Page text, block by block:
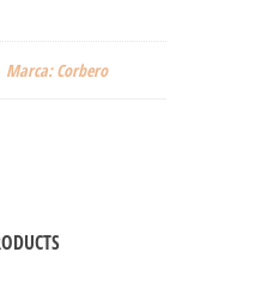
Marca: Corbero